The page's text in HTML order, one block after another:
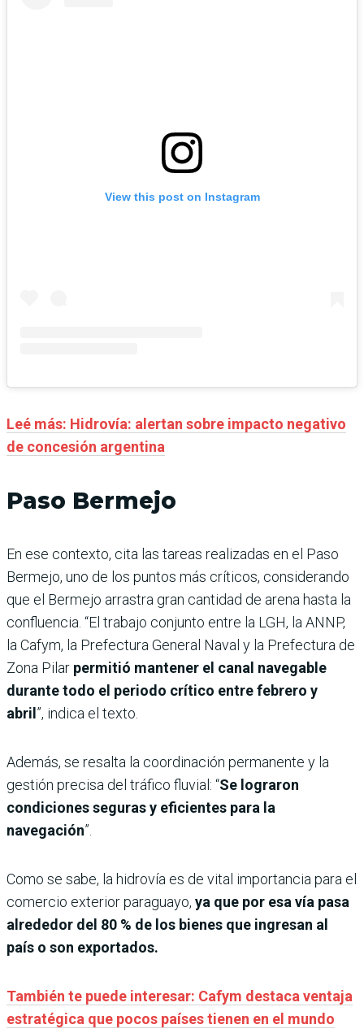
View this post on Instagram
Leé más: Hidrovía: alertan sobre impacto negativo
de concesión argentina
Paso Bermejo
En ese contexto, cita las tareas realizadas en el Paso
Bermejo, uno de los puntos más críticos, considerando
que el Bermejo arrastra gran cantidad de arena hasta la
confluencia. “El trabajo conjunto entre la LGH, la ANNP,
la Cafym, la Prefectura General Naval y la Prefectura de
Zona Pilar permitió mantener el canal navegable
durante todo el periodo crítico entre febrero y
abril ”, indica el texto.
Además, se resalta la coordinación permanente y la
gestión precisa del tráfico fluvial: “Se lograron
condiciones seguras y eficientes para la
navegación”.
Como se sabe, la hidrovía es de vital importancia para el
comercio exterior paraguayo, ya que por esa vía pasa
alrededor del 80 % de los bienes que ingresan al
país o son exportados.
También te puede interesar: Cafym destaca ventaja
estratégica que pocos países tienen en el mundo